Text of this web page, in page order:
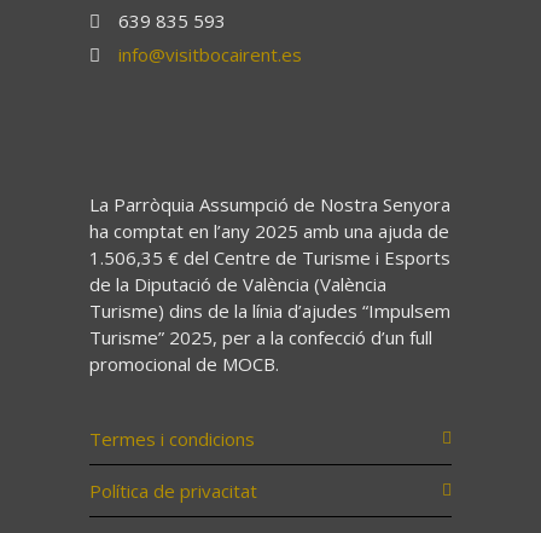
639 835 593
info@visitbocairent.es
La Parròquia Assumpció de Nostra Senyora
ha comptat en l’any 2025 amb una ajuda de
1.506,35 € del Centre de Turisme i Esports
de la Diputació de València (València
Turisme) dins de la línia d’ajudes “Impulsem
Turisme” 2025, per a la confecció d’un full
promocional de MOCB.
Termes i condicions
Política de privacitat